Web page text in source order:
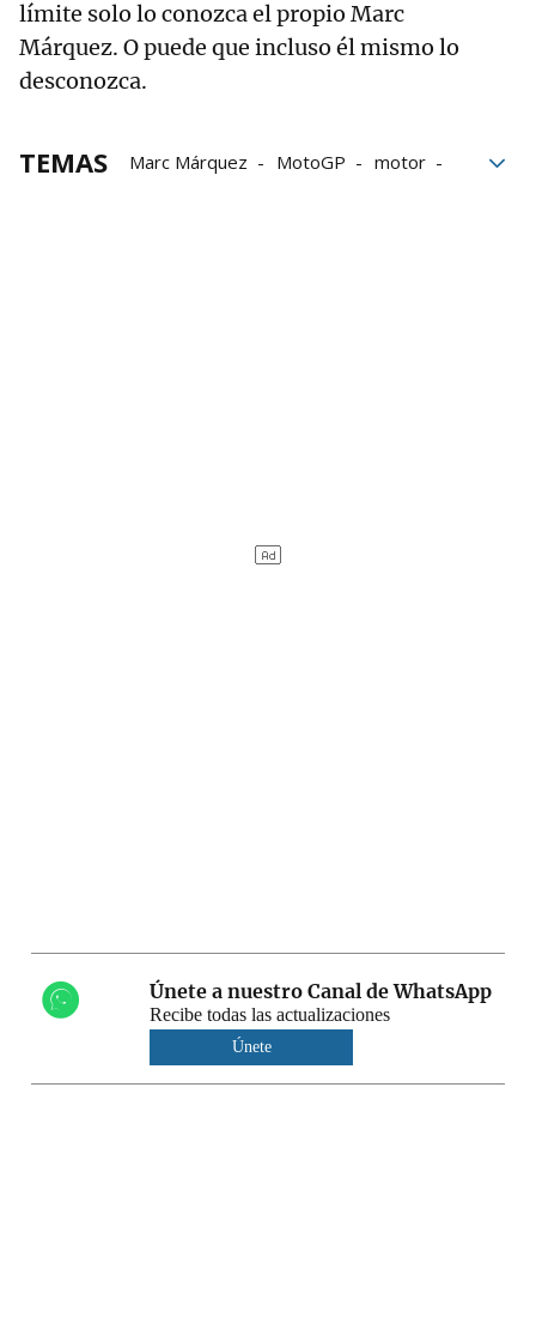
límite solo lo conozca el propio Marc
Márquez. O puede que incluso él mismo lo
desconozca.
TEMAS Marc Márquez MotoGP
motor
Únete a nuestro Canal de WhatsApp
Recibe todas las actualizaciones
Únete